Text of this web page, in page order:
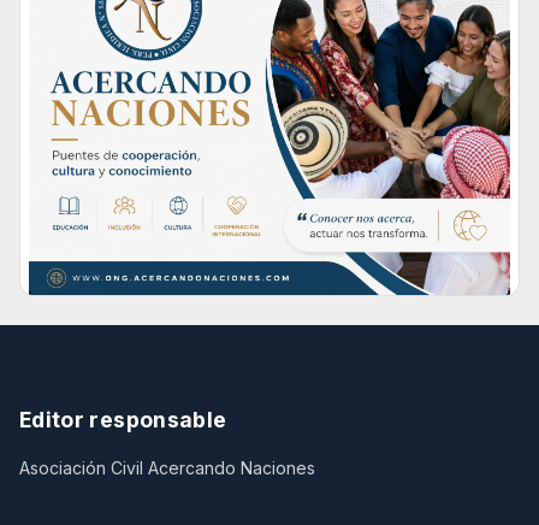
Editor responsable
Asociación Civil Acercando Naciones